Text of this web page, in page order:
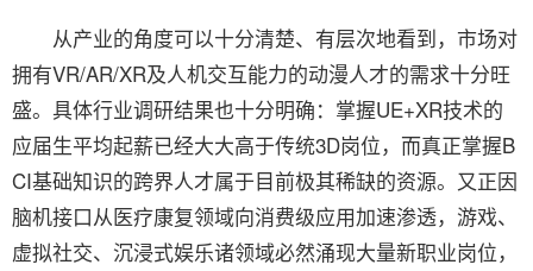
从产业的角度可以十分清楚、有层次地看到，市场对
拥有VR/AR/XR及人机交互能力的动漫人才的需求十分旺
盛。具体行业调研结果也十分明确：掌握UE+XR技术的
应届生平均起薪已经大大高于传统3D岗位，而真正掌握B
CI基础知识的跨界人才属于目前极其稀缺的资源。又正因
脑机接口从医疗康复领域向消费级应用加速渗透，游戏、
虚拟社交、沉浸式娱乐诸领域必然涌现大量新职业岗位，